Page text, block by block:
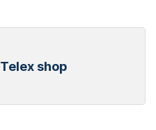
Telex shop